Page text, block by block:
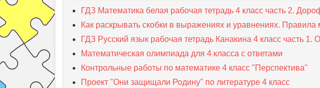
ГДЗ Математика белая рабочая тетрадь 4 класс часть 2.
Как раскрывать скобки в выражениях и уравнениях. Правила
ГДЗ Русский язык рабочая тетрадь Канакина 4 класс часть 1.
Математическая олимпиада для 4 класса с ответами
Контрольные работы по математике 4 класс "Перспектива"
Проект "Они защищали Родину" по литературе 4 класс